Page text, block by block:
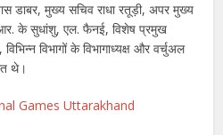
डाबर, मुख्य सचिव राधा रतूड़ी, अपर मुख्य
के सुधांशु, एल. फैनई, विशेष प्रमुख
विभागों के विभागाध्यक्ष और वर्चुअल
थे।
Games Uttarakhand